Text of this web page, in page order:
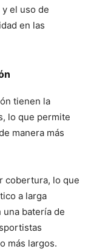
el uso de
en las
tienen la
lo que permite
manera más
cobertura, lo que
a larga
batería de
más largos.